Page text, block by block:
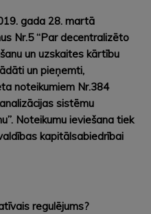
gada 28. martā
Nr.5 “Par decentralizēto
un uzskaites kārtību
un pieņemti,
noteikumiem Nr.384
sistēmu
Noteikumu ieviešana tiek
kapitālsabiedrībai
regulējums?